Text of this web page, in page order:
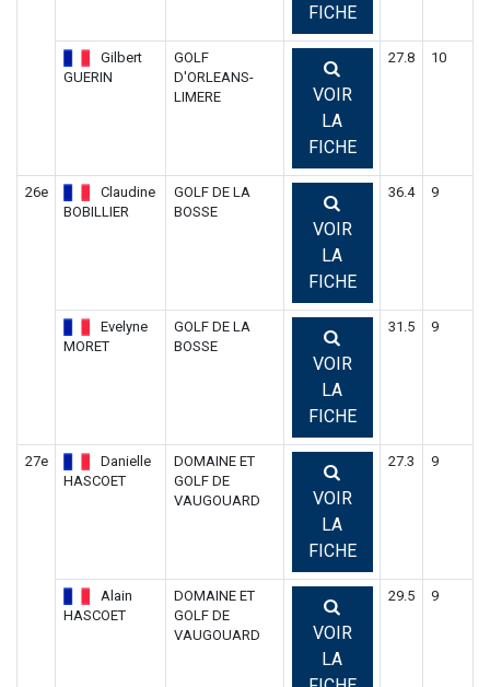
FICHE
Gilbert
GUERIN
GOLF
D'ORLEANS-
LIMERE
VOIR
LA
FICHE
27.8 10
26e
Claudine
BOBILLIER
GOLF DE LA
BOSSE
VOIR
LA
FICHE
36.4 9
Evelyne
MORET
GOLF DE LA
BOSSE
VOIR
LA
FICHE
31.5 9
27e
Danielle
HASCOET
DOMAINE ET
GOLF DE
VAUGOUARD
VOIR
LA
FICHE
27.3 9
Alain
HASCOET
DOMAINE ET
GOLF DE
VAUGOUARD
VOIR
LA
29.5 9